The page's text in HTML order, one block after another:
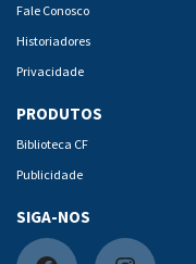
Fale Conosco
Historiadores
Privacidade
PRODUTOS
Biblioteca CF
Publicidade
SIGA-NOS